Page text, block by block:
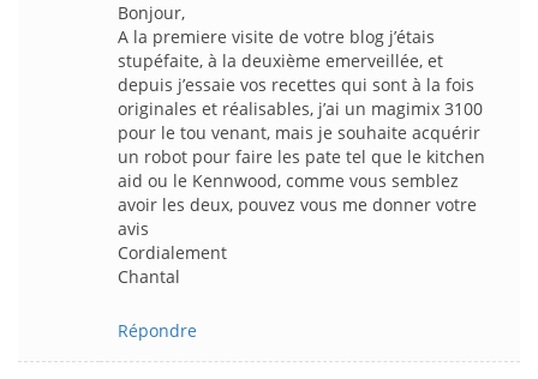
Bonjour,
A la premiere visite de votre blog j’étais
stupéfaite, à la deuxième emerveillée, et
depuis j’essaie vos recettes qui sont à la fois
originales et réalisables, j’ai un magimix 3100
pour le tou venant, mais je souhaite acquérir
un robot pour faire les pate tel que le kitchen
aid ou le Kennwood, comme vous semblez
avoir les deux, pouvez vous me donner votre
avis
Cordialement
Chantal
Répondre